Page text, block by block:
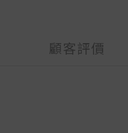
顧客評價